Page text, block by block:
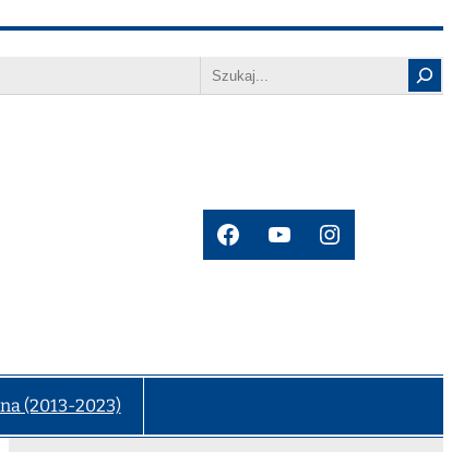
Search
Facebook
YouTubeInstagram
(2013-2023)